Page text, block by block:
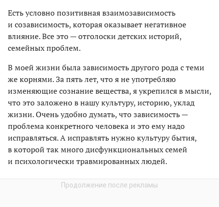
Есть условно позитивная взаимозависимость
и созависимость, которая оказывает негативное
влияние. Все это — отголоски детских историй,
семейных проблем.
В моей жизни была зависимость другого рода с теми
же корнями. За пять лет, что я не употребляю
изменяющие сознание вещества, я укрепился в мысли,
что это заложено в нашу культуру, историю, уклад
жизни. Очень удобно думать, что зависимость —
проблема конкретного человека и это ему надо
исправляться. А исправлять нужно культуру бытия,
в которой так много дисфункцио­нальных семей
и психологически травмированных людей.